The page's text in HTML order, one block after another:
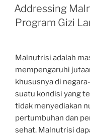
ON
Addressing
Program Gizi
Malnutrisi adalah
mempengaruhi
khususnya di
suatu kondisi yang
tidak menyediakan
pertumbuhan dan
sehat. Malnutrisi